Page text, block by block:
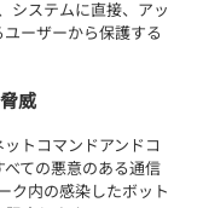
システムに直接、アッ
ーザーから保護する
威
トコマンドアンドコ
ての悪意のある通信
ク内の感染したボット